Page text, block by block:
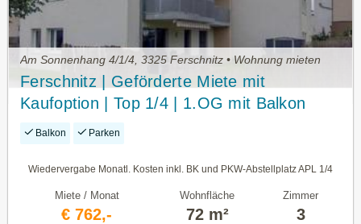
Am Sonnenhang 4/1/4, 3325 Ferschnitz • Wohnung mieten
Ferschnitz | Geförderte Miete mit
Kaufoption | Top 1/4 | 1.OG mit Balkon
Balkon Parken
Wiedervergabe Monatl. Kosten inkl. BK und PKW-Abstellplatz APL 1/4
Miete / Monat
€ 762,-
Wohnfläche
72 m²
Zimmer
3